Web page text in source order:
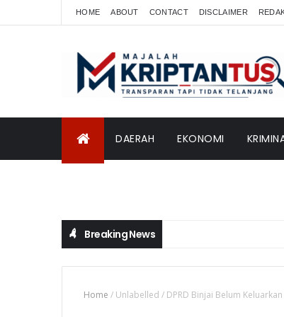
HOME ABOUT CONTACT DISCLAIMER
DAERAH EKONOMI
Breaking News
Home / Unlabelled / DPRD Binjai Belum